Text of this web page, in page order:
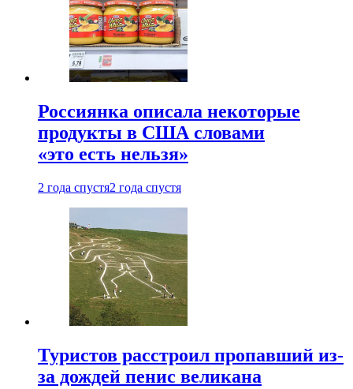
Россиянка описала некоторые
продукты в США словами
«это есть нельзя»
2 года спустя2 года спустя
Туристов расстроил пропавший из-
за дождей пенис великана